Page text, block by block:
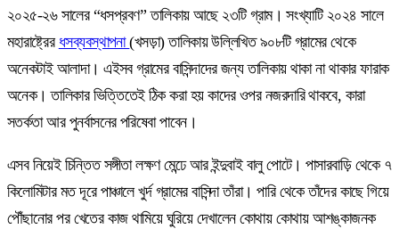
২০২৫-২৬ সালের “ধসপ্রবণ” তালিকায় আছে ২৩টি গ্রাম। সংখ্যাটি ২০২৪ সালে
মহারাষ্ট্রের ধসব্যবস্থাপনা(খসড়া) তালিকায় উল্লিখিত ৯০৮টি গ্রামের থেকে
অনেকটাই আলাদা। এইসব গ্রামের বাসিন্দাদের জন্য তালিকায় থাকা না থাকার ফারাক
অনেক। তালিকার ভিত্তিতেই ঠিক করা হয় কাদের ওপর নজরদারি থাকবে, কারা
সতর্কতা আর পুনর্বাসনের পরিষেবা পাবেন।
এসব নিয়েই চিন্তিত সঙ্গীতা লক্ষণ মেন্ঢে আর ইন্দুবাই বালু পোটে। পাসারবাড়ি থেকে ৭
কিলোমিটার মত দূরে পাঞ্চালে খুর্দ গ্রামের বাসিন্দা তাঁরা। পারি থেকে তাঁদের কাছে গিয়ে
পৌঁছানোর পর খেতের কাজ থামিয়ে ঘুরিয়ে দেখালেন কোথায় কোথায় আশঙ্কাজনক